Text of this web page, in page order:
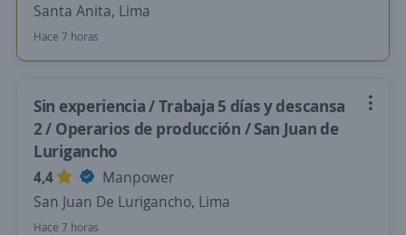
Santa Anita, Lima
Hace 7 horas
Sin experiencia / Trabaja 5 días y descansa
2 / Operarios de producción / San Juan de
Lurigancho
4,4
Manpower
San Juan De Lurigancho, Lima
Hace 7 horas